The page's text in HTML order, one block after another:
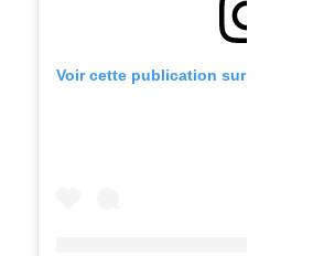
Voir cette publication sur Instagram